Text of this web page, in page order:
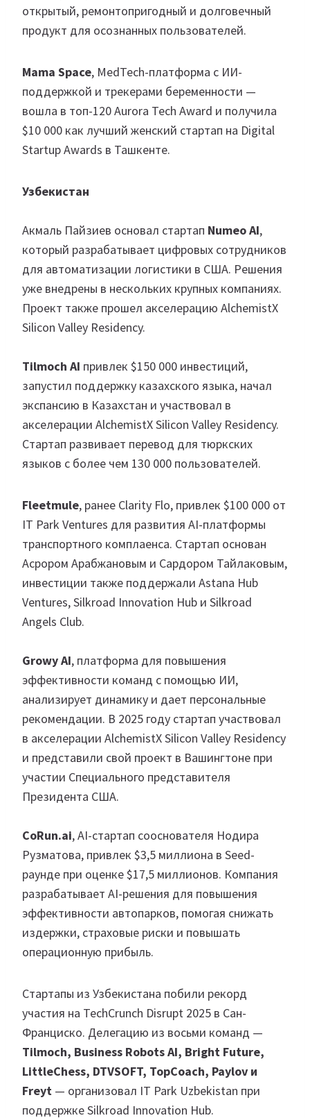
открытый, ремонтопригодный и долговечный
продукт для осознанных пользователей.
Mama Space, MedTech-платформа с ИИ-
поддержкой и трекерами беременности —
вошла в топ-120 Aurora Tech Award и получила
$10 000 как лучший женский стартап на Digital
Startup Awards в Ташкенте.
Узбекистан
Акмаль Пайзиев основал стартап Numeo AI,
который разрабатывает цифровых сотрудников
для автоматизации логистики в США. Решения
уже внедрены в нескольких крупных компаниях.
Проект также прошел акселерацию AlchemistX
Silicon Valley Residency.
Tilmoch AI привлек $150 000 инвестиций,
запустил поддержку казахского языка, начал
экспансию в Казахстан и участвовал в
акселерации AlchemistX Silicon Valley Residency.
Стартап развивает перевод для тюркских
языков с более чем 130 000 пользователей.
Fleetmule, ранее Clarity Flo, привлек $100 000 от
IT Park Ventures для развития AI-платформы
транспортного комплаенса. Стартап основан
Асрором Арабжановым и Сардором Тайлаковым,
инвестиции также поддержали Astana Hub
Ventures, Silkroad Innovation Hub и Silkroad
Angels Club.
Growy AI, платформа для повышения
эффективности команд с помощью ИИ,
анализирует динамику и дает персональные
рекомендации. В 2025 году стартап участвовал
в акселерации AlchemistX Silicon Valley Residency
и представили свой проект в Вашингтоне при
участии Специального представителя
Президента США.
CoRun.ai, AI-стартап сооснователя Нодира
Рузматова, привлек $3,5 миллиона в Seed-
раунде при оценке $17,5 миллионов. Компания
разрабатывает AI-решения для повышения
эффективности автопарков, помогая снижать
издержки, страховые риски и повышать
операционную прибыль.
Стартапы из Узбекистана побили рекорд
участия на TechCrunch Disrupt 2025 в Сан-
Франциско. Делегацию из восьми команд —
Tilmoch, Business Robots AI, Bright Future,
LittleChess, DTVSOFT, TopCoach, Paylov и
Freyt — организовал IT Park Uzbekistan при
поддержке Silkroad Innovation Hub.